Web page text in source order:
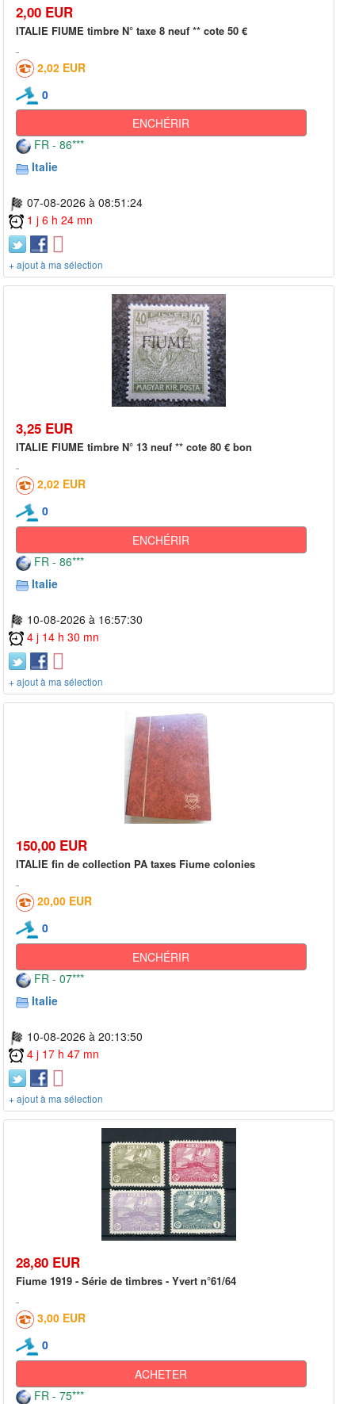
2,00 EUR
ITALIE FIUME timbre N° taxe 8 neuf ** cote 50 €
2,02 EUR
0
ENCHÉRIR
FR - 86***
Italie
07-08-2026 à 08:51:24
1 j 6 h 24 mn
+ ajout à ma sélection
3,25 EUR
ITALIE FIUME timbre N° 13 neuf ** cote 80 € bon
2,02 EUR
0
ENCHÉRIR
FR - 86***
Italie
10-08-2026 à 16:57:30
4 j 14 h 30 mn
+ ajout à ma sélection
150,00 EUR
ITALIE fin de collection PA taxes Fiume colonies
20,00 EUR
0
ENCHÉRIR
FR - 07***
Italie
10-08-2026 à 20:13:50
4 j 17 h 47 mn
+ ajout à ma sélection
28,80 EUR
Fiume 1919 - Série de timbres - Yvert n°61/64
3,00 EUR
0
ACHETER
FR - 75***